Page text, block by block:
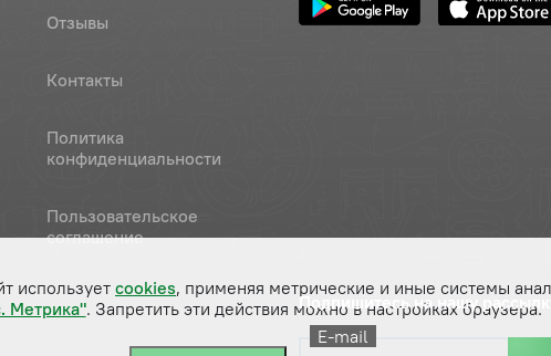
Отзывы
Контакты
Политика
конфиденциальности
Пользовательское
соглашение
Подпишитесь на нашу рассылку
E-mail
использует cookies, применяя метрические и иные системы
Метрика". Запретить эти действия можно в настройках браузера.